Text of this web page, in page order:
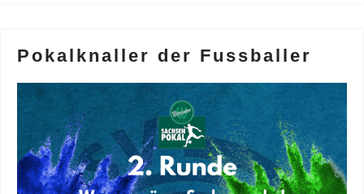
Pokalknaller der Fussballer